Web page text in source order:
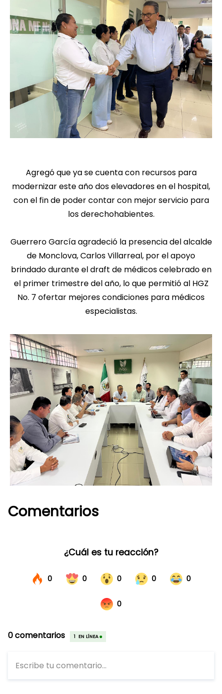
Agregó que ya se cuenta con recursos para
modernizar este año dos elevadores en el hospital,
con el fin de poder contar con mejor servicio para
los derechohabientes.
Guerrero García agradeció la presencia del alcalde
de Monclova, Carlos Villarreal, por el apoyo
brindado durante el draft de médicos celebrado en
el primer trimestre del año, lo que permitió al HGZ
No. 7 ofertar mejores condiciones para médicos
especialistas.
Comentarios